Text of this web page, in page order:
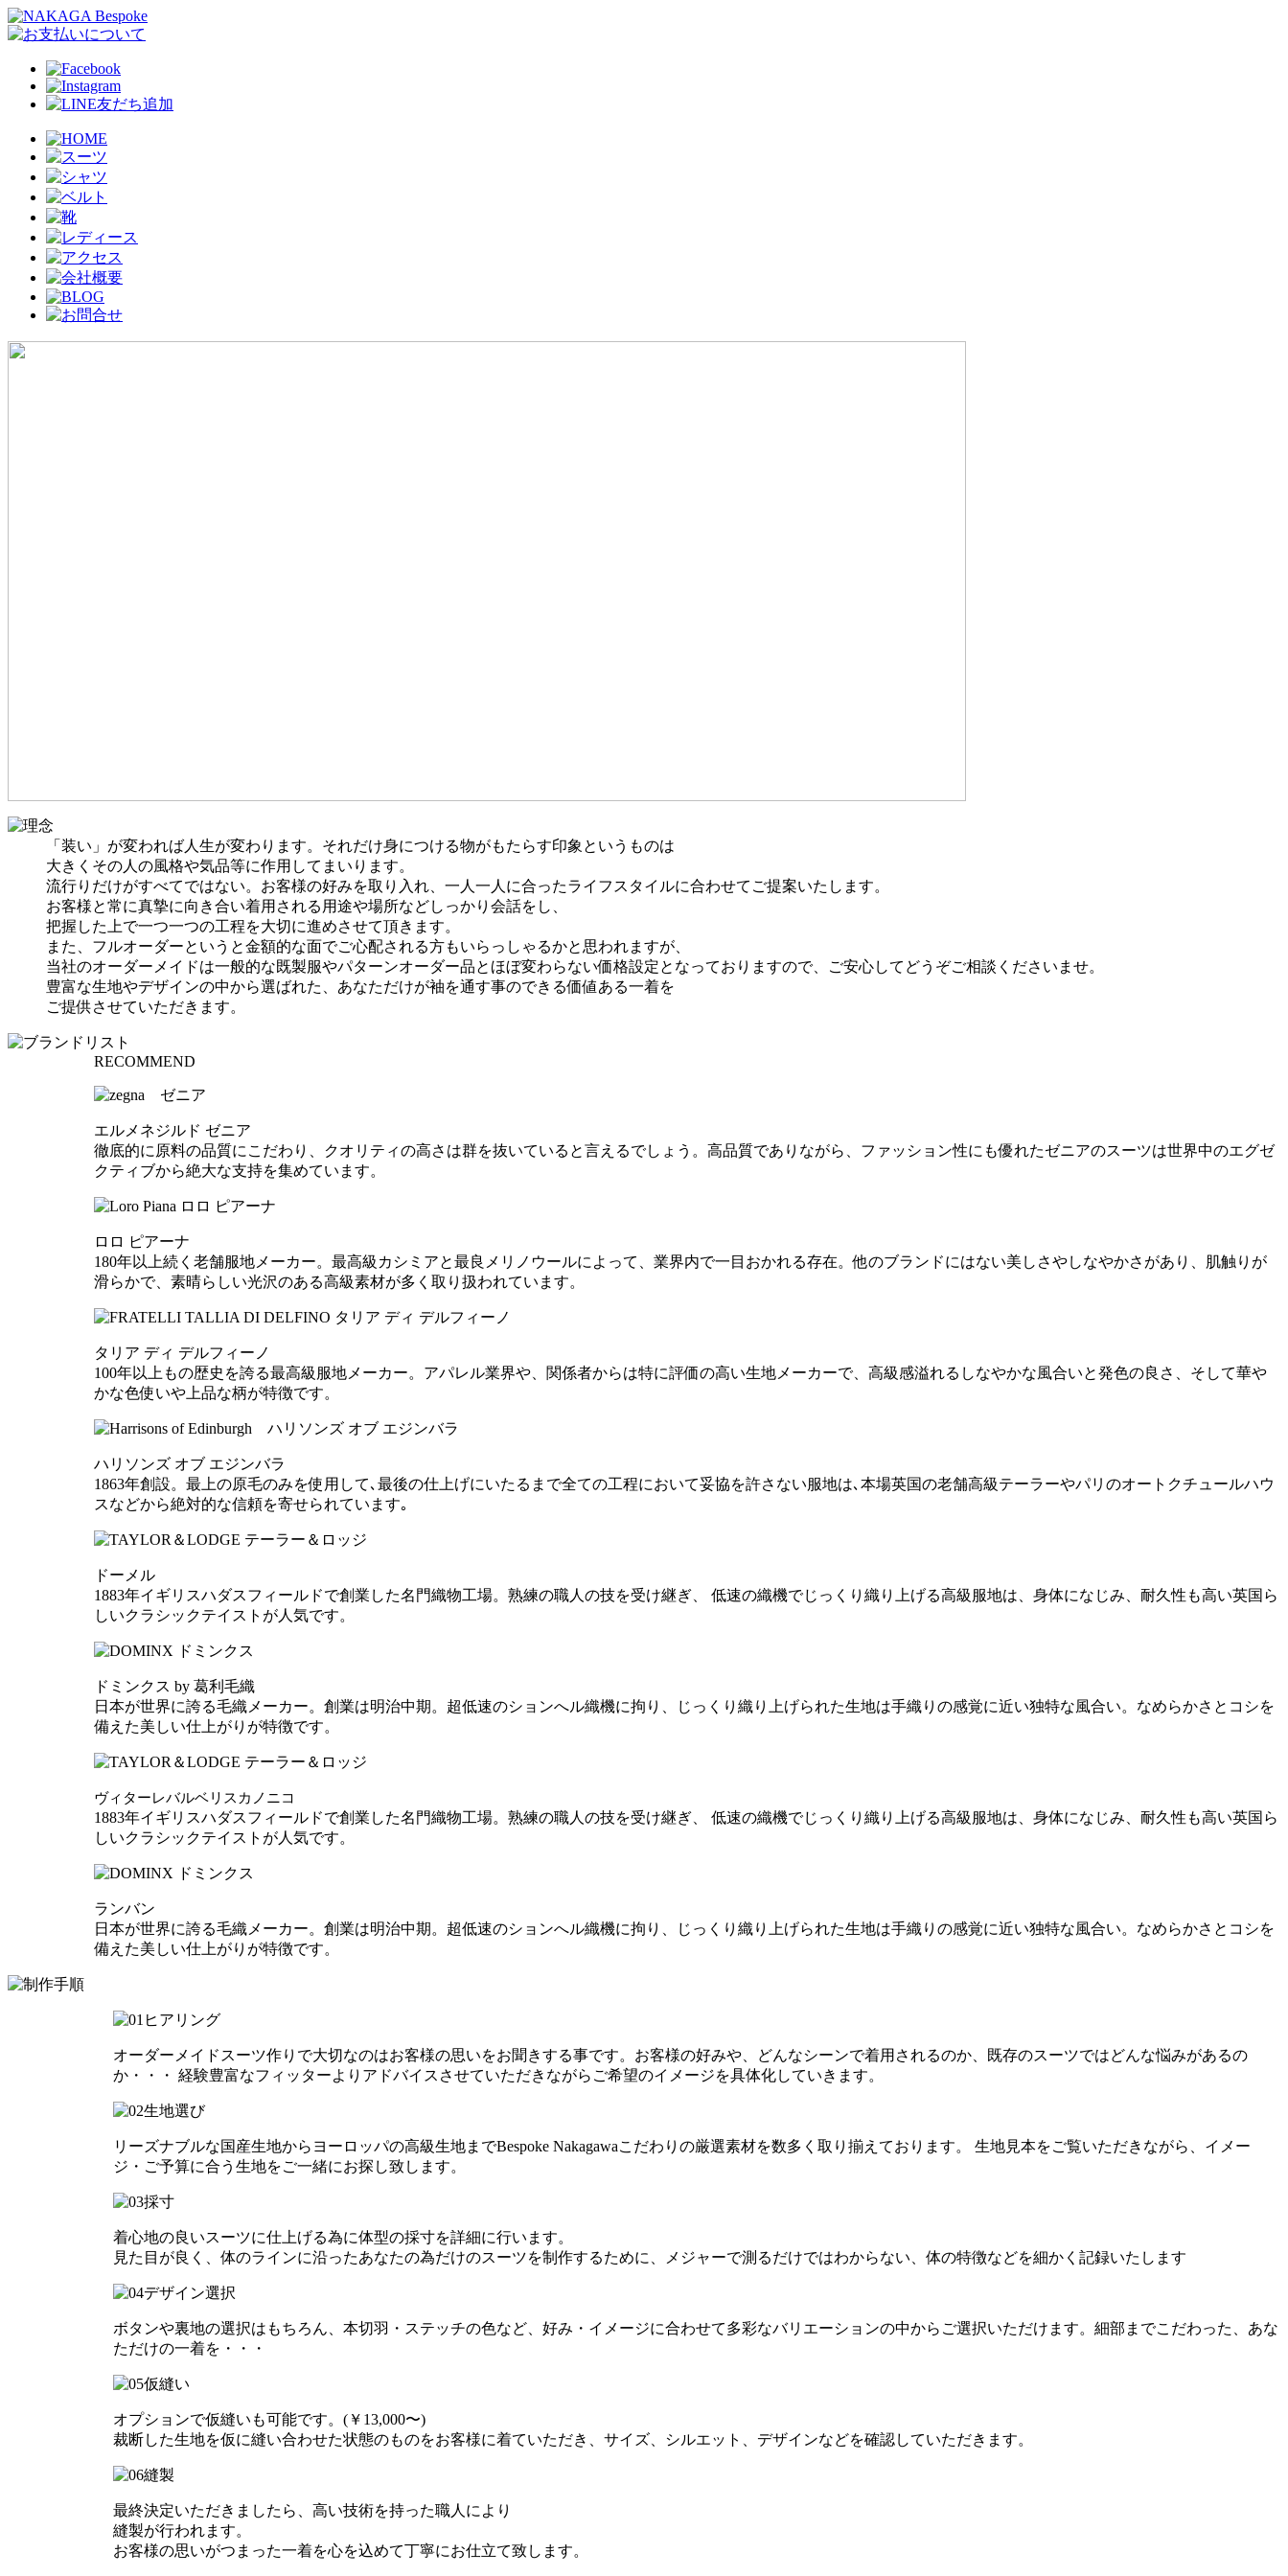
「装い」が変われば人生が変わります。それだけ身につける物がもたらす印象というものは
大きくその人の風格や気品等に作用してまいります。
流行りだけがすべてではない。お客様の好みを取り入れ、一人一人に合ったライフスタイルに合わせてご提案いたします。
お客様と常に真摯に向き合い着用される用途や場所などしっかり会話をし、
把握した上で一つ一つの工程を大切に進めさせて頂きます。
また、フルオーダーというと金額的な面でご心配される方もいらっしゃるかと思われますが、
当社のオーダーメイドは一般的な既製服やパターンオーダー品とほぼ変わらない価格設定となっておりますので、ご安心してどうぞご相談くださいませ。
豊富な生地やデザインの中から選ばれた、あなただけが袖を通す事のできる価値ある一着を
ご提供させていただきます。
RECOMMEND
エルメネジルド ゼニア
徹底的に原料の品質にこだわり、クオリティの高さは群を抜いていると言えるでしょう。高品質でありながら、ファッション性にも優れたゼニアのスーツは世界中のエグゼ
クティブから絶大な支持を集めています。
ロロ ピアーナ
180年以上続く老舗服地メーカー。最高級カシミアと最良メリノウールによって、業界内で一目おかれる存在。他のブランドにはない美しさやしなやかさがあり、肌触りが
滑らかで、素晴らしい光沢のある高級素材が多く取り扱われています。
タリア ディ デルフィーノ
100年以上もの歴史を誇る最高級服地メーカー。アパレル業界や、関係者からは特に評価の高い生地メーカーで、高級感溢れるしなやかな風合いと発色の良さ、そして華や
かな色使いや上品な柄が特徴です。
ハリソンズ オブ エジンバラ
1863年創設。最上の原毛のみを使用して､最後の仕上げにいたるまで全ての工程において妥協を許さない服地は､本場英国の老舗高級テーラーやパリのオートクチュールハウ
スなどから絶対的な信頼を寄せられています｡
ドーメル
1883年イギリスハダスフィールドで創業した名門織物工場。熟練の職人の技を受け継ぎ、 低速の織機でじっくり織り上げる高級服地は、身体になじみ、耐久性も高い英国ら
しいクラシックテイストが人気です。
ドミンクス by 葛利毛織
日本が世界に誇る毛織メーカー。創業は明治中期。超低速のションへル織機に拘り、じっくり織り上げられた生地は手織りの感覚に近い独特な風合い。なめらかさとコシを
備えた美しい仕上がりが特徴です。
ヴィターレバルベリスカノニコ
1883年イギリスハダスフィールドで創業した名門織物工場。熟練の職人の技を受け継ぎ、 低速の織機でじっくり織り上げる高級服地は、身体になじみ、耐久性も高い英国ら
しいクラシックテイストが人気です。
ランバン
日本が世界に誇る毛織メーカー。創業は明治中期。超低速のションへル織機に拘り、じっくり織り上げられた生地は手織りの感覚に近い独特な風合い。なめらかさとコシを
備えた美しい仕上がりが特徴です。
オーダーメイドスーツ作りで大切なのはお客様の思いをお聞きする事です。お客様の好みや、どんなシーンで着用されるのか、既存のスーツではどんな悩みがあるの
か・・・ 経験豊富なフィッターよりアドバイスさせていただきながらご希望のイメージを具体化していきます。
リーズナブルな国産生地からヨーロッパの高級生地までBespoke Nakagawaこだわりの厳選素材を数多く取り揃えております。 生地見本をご覧いただきながら、イメー
ジ・ご予算に合う生地をご一緒にお探し致します。
着心地の良いスーツに仕上げる為に体型の採寸を詳細に行います。
見た目が良く、体のラインに沿ったあなたの為だけのスーツを制作するために、メジャーで測るだけではわからない、体の特徴などを細かく記録いたします
ボタンや裏地の選択はもちろん、本切羽・ステッチの色など、好み・イメージに合わせて多彩なバリエーションの中からご選択いただけます。細部までこだわった、あな
ただけの一着を・・・
オプションで仮縫いも可能です。(￥13,000〜)
裁断した生地を仮に縫い合わせた状態のものをお客様に着ていただき、サイズ、シルエット、デザインなどを確認していただきます。
最終決定いただきましたら、高い技術を持った職人により
縫製が行われます。
お客様の思いがつまった一着を心を込めて丁寧にお仕立て致します。